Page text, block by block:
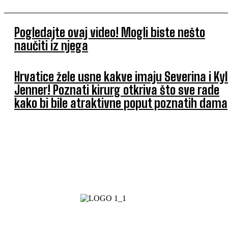
Pogledajte ovaj video! Mogli biste nešto
naučiti iz njega
Hrvatice žele usne kakve imaju Severina i
Jenner! Poznati kirurg otkriva što sve rade
kako bi bile atraktivne poput poznatih dama